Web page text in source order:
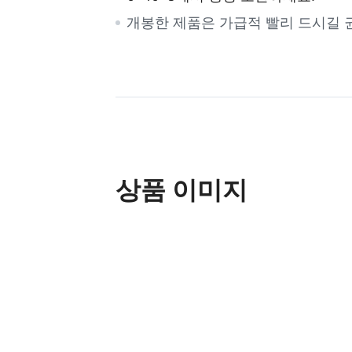
개봉한 제품은 가급적 빨리 드시길
상품 이미지